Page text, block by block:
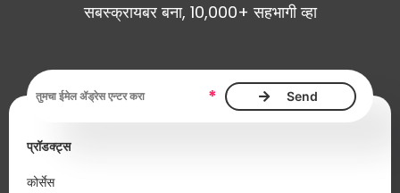
सबस्क्रायबर बना, 10,000+ सहभागी व्हा
ईमेल ॲड्रेस, आवश्यक *
प्रॉडक्ट्स
कोर्सेस